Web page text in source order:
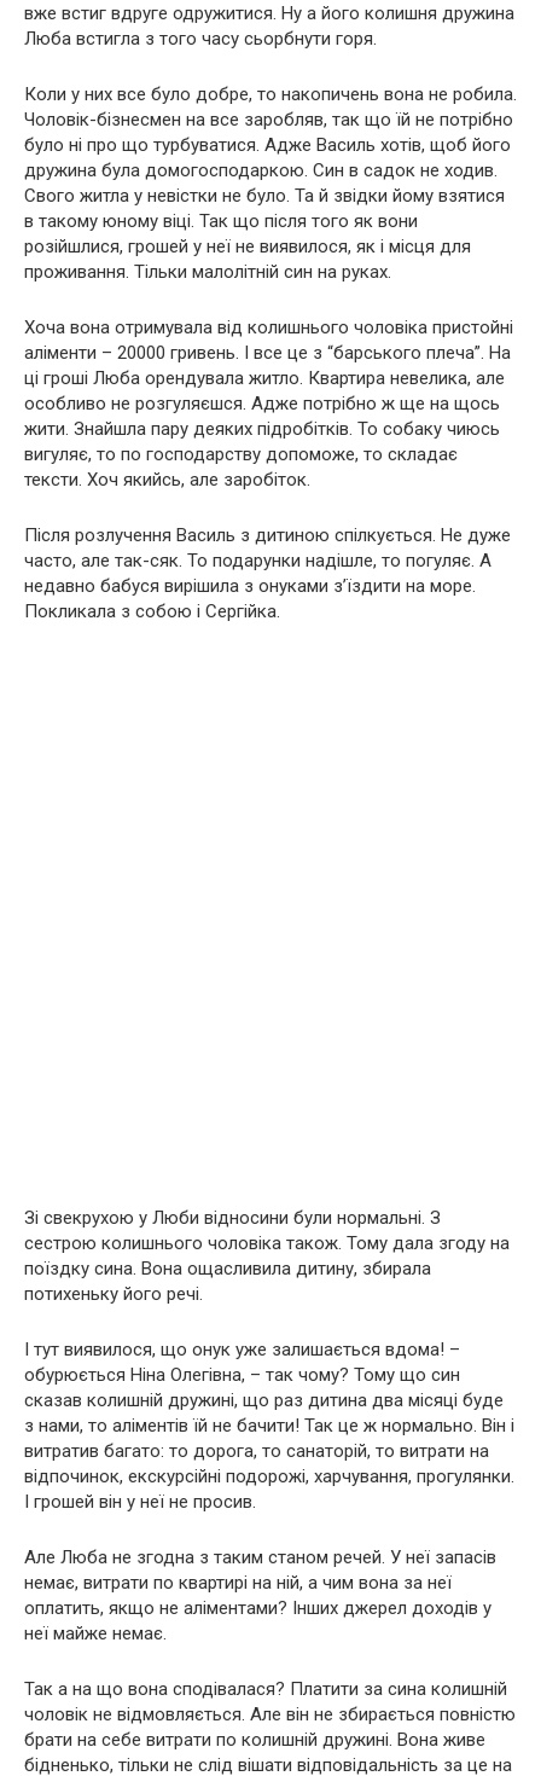
вже встиг вдруге одружитися. Ну а його колишня дружина
Люба встигла з того часу сьорбнути горя.
Коли у них все було добре, то накопичень вона не робила.
Чоловік-бізнесмен на все заробляв, так що їй не потрібно
було ні про що турбуватися. Адже Василь хотів, щоб його
дружина була домогосподаркою. Син в садок не ходив.
Свого житла у невістки не було. Та й звідки йому взятися
в такому юному віці. Так що після того як вони
розійшлися, грошей у неї не виявилося, як і місця для
проживання. Тільки малолітній син на руках.
Хоча вона отримувала від колишнього чоловіка пристойні
аліменти – 20000 гривень. І все це з “барського плеча”. На
ці гроші Люба орендувала житло. Квартира невелика, але
особливо не розгуляєшся. Адже потрібно ж ще на щось
жити. Знайшла пару деяких підробітків. То собаку чиюсь
вигуляє, то по господарству допоможе, то складає
тексти. Хоч якийсь, але заробіток.
Після розлучення Василь з дитиною спілкується. Не дуже
часто, але так-сяк. То подарунки надішле, то погуляє. А
недавно бабуся вирішила з онуками з’їздити на море.
Покликала з собою і Сергійка.
Зі свекрухою у Люби відносини були нормальні. З
сестрою колишнього чоловіка також. Тому дала згоду на
поїздку сина. Вона ощасливила дитину, збирала
потихеньку його речі.
І тут виявилося, що онук уже залишається вдома! –
обурюється Ніна Олегівна, – так чому? Тому що син
сказав колишній дружині, що раз дитина два місяці буде
з нами, то аліментів їй не бачити! Так це ж нормально. Він і
витратив багато: то дорога, то санаторій, то витрати на
відпочинок, екскурсійні подорожі, харчування, прогулянки.
І грошей він у неї не просив.
Але Люба не згодна з таким станом речей. У неї запасів
немає, витрати по квартирі на ній, а чим вона за неї
оплатить, якщо не аліментами? Інших джерел доходів у
неї майже немає.
Так а на що вона сподівалася? Платити за сина колишній
чоловік не відмовляється. Але він не збирається повністю
брати на себе витрати по колишній дружині. Вона живе
бідненько, тільки не слід вішати відповідальність за це на